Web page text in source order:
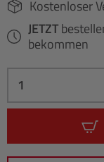
Kostenloser
JETZT
bekommen